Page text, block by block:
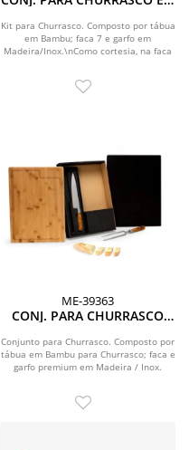
PÇS
Kit para Churrasco. Composto por tábua
em Bambu; faca 7 e garfo em
Madeira/Inox.\nComo cortesia, na faca
ME-39363
CONJ. PARA CHURRASCO
MADEIRA / INOX - 3 PÇS
Conjunto para Churrasco. Composto por
tábua em Bambu para Churrasco; faca e
garfo premium em Madeira / Inox.